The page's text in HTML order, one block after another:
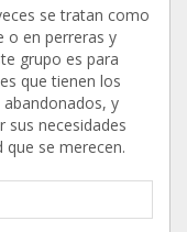
se tratan como
o en perreras y
grupo es para
que tienen los
y
sus necesidades
que se merecen.